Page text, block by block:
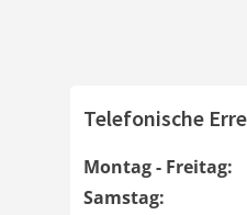
Telefonische
Montag - Freitag:
Samstag: